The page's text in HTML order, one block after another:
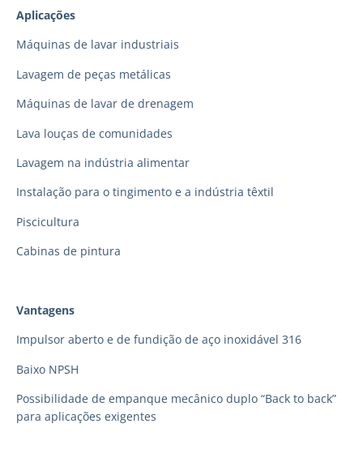
Aplicações
Máquinas de lavar industriais
Lavagem de peças metálicas
Máquinas de lavar de drenagem
Lava louças de comunidades
Lavagem na indústria alimentar
Instalação para o tingimento e a indústria têxtil
Piscicultura
Cabinas de pintura
Vantagens
Impulsor aberto e de fundição de aço inoxidável 316
Baixo NPSH
Possibilidade de empanque mecânico duplo “Back to back”
para aplicações exigentes